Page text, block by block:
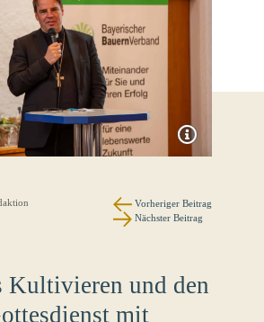
Vorheriger Beitrag
Nächster Beitrag
Kultivieren und den
mit